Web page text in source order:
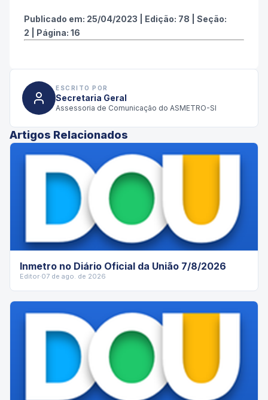
Publicado em: 25/04/2023 Edição: 78
Seção:
2
Página: 16
ESCRITO POR
Secretaria Geral
Assessoria de Comunicação do ASMETRO-SI
Artigos Relacionados
Inmetro no Diário Oficial da União 7/8/2026
Editor·07 de ago. de 2026